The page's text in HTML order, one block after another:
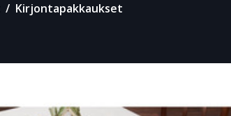
Kirjontapakkaukset